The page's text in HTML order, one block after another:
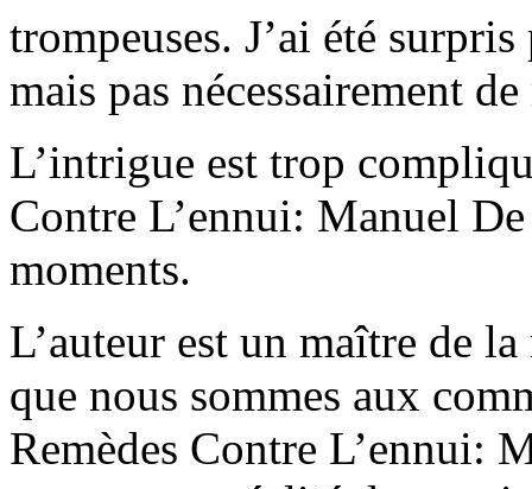
trompeuses. J’ai été
mais pas nécessairement
L’intrigue est trop
Contre L’ennui: Manuel
moments.
L’auteur est un maître de
que nous sommes aux
Remèdes Contre L’ennui: